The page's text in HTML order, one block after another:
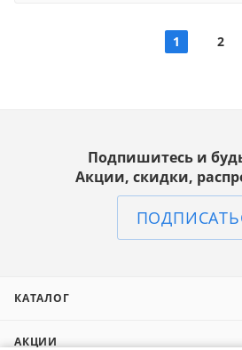
1 2
Подпишитесь и
Акции, скидки,
КАТАЛОГ
АКЦИИ